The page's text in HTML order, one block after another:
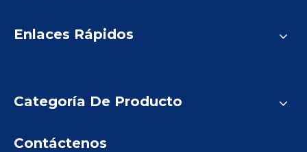
Enlaces Rápidos
Categoría De Producto
Contáctenos